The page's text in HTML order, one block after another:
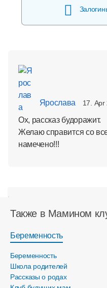
Ярослава 17. Apr
Ох, рассказ будоражит.
Желаю справится со
намечено!!!
Также в Мамином
Беременность
Беременность
Школа родителей
Рассказы о родах